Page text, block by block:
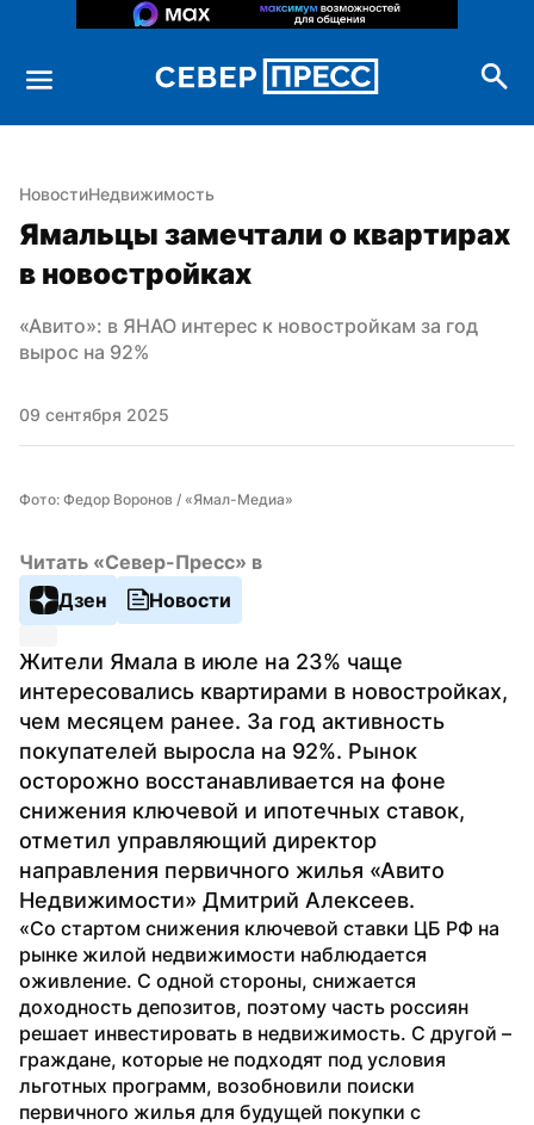
НовостиНедвижимость
Ямальцы замечтали о квартирах
в новостройках
«Авито»: в ЯНАО интерес к новостройкам за год
вырос на 92%
09 сентября 2025
Фото: Федор Воронов / «Ямал-Медиа»
Читать «Север-Пресс» в
Дзен
Новости
Жители Ямала в июле на 23% чаще
интересовались квартирами в новостройках,
чем месяцем ранее. За год активность
покупателей выросла на 92%. Рынок
осторожно восстанавливается на фоне
снижения ключевой и ипотечных ставок,
отметил управляющий директор
направления первичного жилья «Авито
Недвижимости» Дмитрий Алексеев.
«Со стартом снижения ключевой ставки ЦБ РФ на
рынке жилой недвижимости наблюдается
оживление. С одной стороны, снижается
доходность депозитов, поэтому часть россиян
решает инвестировать в недвижимость. С другой –
граждане, которые не подходят под условия
льготных программ, возобновили поиски
первичного жилья для будущей покупки с